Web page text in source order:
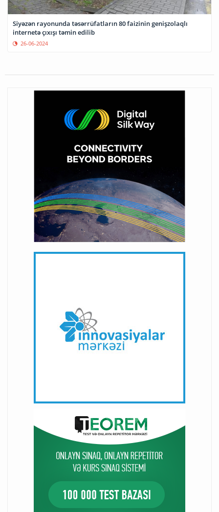
Siyəzən rayonunda təsərrüfatların 80 faizinin genişzolaqlı
internetə çıxışı təmin edilib
26-06-2024